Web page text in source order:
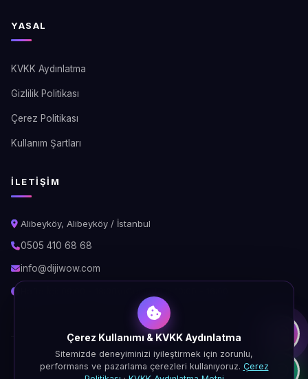
YASAL
KVKK Aydınlatma
Gizlilik Politikası
Çerez Politikası
Kullanım Şartları
İLETIŞIM
Alibeyköy, Alibeyköy / İstanbul
0505 410 68 68
info@dijiwow.com
© 2026 DijiWOW. Tüm hakları saklıdır.
KVKK
GizlilikÇerez Şartlar
Çerez Kullanımı & KVKK Aydınlatma
Sitemizde deneyiminizi iyileştirmek için zorunlu,
performans ve pazarlama çerezleri kullanıyoruz. Çerez